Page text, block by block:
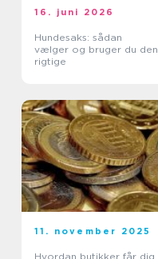
16. juni 2026
Hundesaks: sådan
vælger og bruger du den
rigtige
11. november 2025
Hvordan butikker får dig